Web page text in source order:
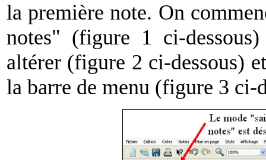
la première note. On
notes" (figure 1 ci-
altérer (figure 2 ci-dessous)
la barre de menu (figure 3 ci-